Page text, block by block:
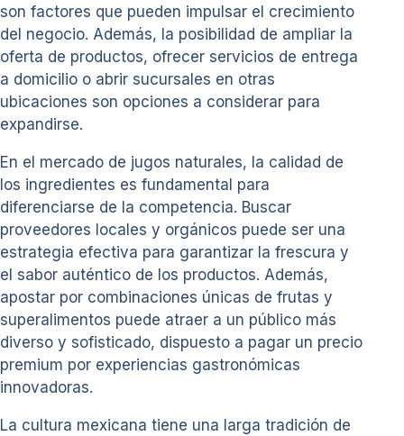
son factores que pueden impulsar el crecimiento
del negocio. Además, la posibilidad de ampliar la
oferta de productos, ofrecer servicios de entrega
a domicilio o abrir sucursales en otras
ubicaciones son opciones a considerar para
expandirse.
En el mercado de jugos naturales, la calidad de
los ingredientes es fundamental para
diferenciarse de la competencia. Buscar
proveedores locales y orgánicos puede ser una
estrategia efectiva para garantizar la frescura y
el sabor auténtico de los productos. Además,
apostar por combinaciones únicas de frutas y
superalimentos puede atraer a un público más
diverso y sofisticado, dispuesto a pagar un precio
premium por experiencias gastronómicas
innovadoras.
La cultura mexicana tiene una larga tradición de